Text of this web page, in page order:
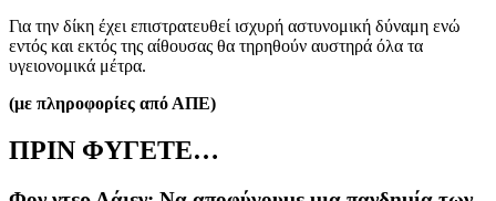
Για την δίκη έχει επιστρατευθεί ισχυρή αστυνομική δύναμη ενώ
εντός και εκτός της αίθουσας θα τηρηθούν αυστηρά όλα τα
υγειονομικά μέτρα.
(με πληροφορίες από ΑΠΕ)
ΠΡΙΝ ΦΥΓΕΤΕ…